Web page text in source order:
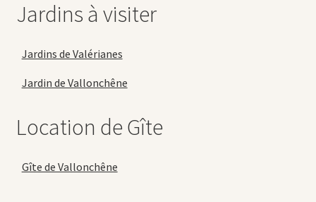
Jardins à visiter
Jardins de Valérianes
Jardin de Vallonchêne
Location de Gîte
Gîte de Vallonchêne